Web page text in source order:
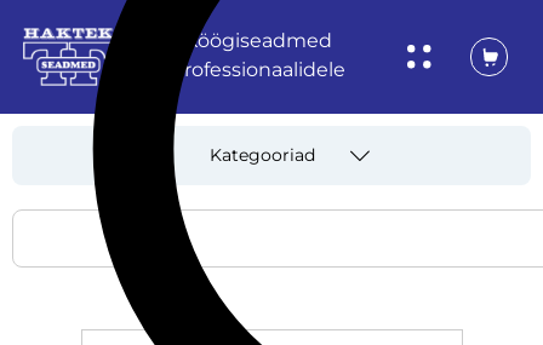
Köögiseadmed
professionaalidele
Kategooriad